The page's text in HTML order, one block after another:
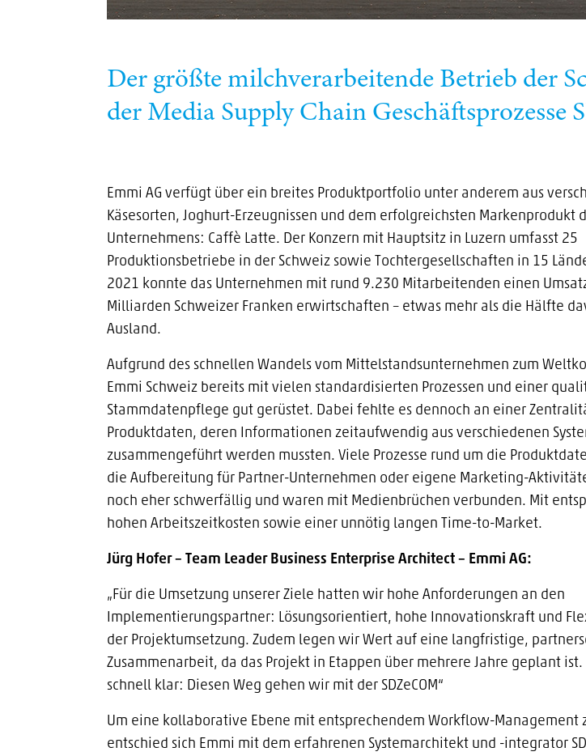
Der größte milchverarbeitende Betrieb der
der Media Supply Chain
Emmi AG verfügt über ein breites Produktportfolio unter anderem aus
Käsesorten, Joghurt-Erzeugnissen und dem erfolgreichsten Markenprodukt
Unternehmens: Caffè Latte. Der Konzern mit Hauptsitz in Luzern umfasst 25
Produktionsbetriebe in der Schweiz sowie Tochtergesellschaften in 15
2021 konnte das Unternehmen mit rund 9.230 Mitarbeitenden einen
Milliarden Schweizer Franken erwirtschaften – etwas mehr als die Hälfte
Ausland.
Aufgrund des schnellen Wandels vom Mittelstandsunternehmen zum
Emmi Schweiz bereits mit vielen standardisierten Prozessen und einer
Stammdatenpflege gut gerüstet. Dabei fehlte es dennoch an einer
Produktdaten, deren Informationen zeitaufwendig aus verschiedenen
zusammengeführt werden mussten. Viele Prozesse rund um die
die Aufbereitung für Partner-Unternehmen oder eigene Marketing-
noch eher schwerfällig und waren mit Medienbrüchen verbunden. Mit
hohen Arbeitszeitkosten sowie einer unnötig langen Time-to-Market.
Jürg Hofer – Team Leader Business Enterprise Architect – Emmi AG:
„Für die Umsetzung unserer Ziele hatten wir hohe Anforderungen an den
Implementierungspartner: Lösungsorientiert, hohe Innovationskraft und
der Projektumsetzung. Zudem legen wir Wert auf eine langfristige,
Zusammenarbeit, da das Projekt in Etappen über mehrere Jahre geplant ist.
schnell klar: Diesen Weg gehen wir mit der SDZeCOM“
Um eine kollaborative Ebene mit entsprechendem Workflow-Management
entschied sich Emmi mit dem erfahrenen Systemarchitekt und -integrator